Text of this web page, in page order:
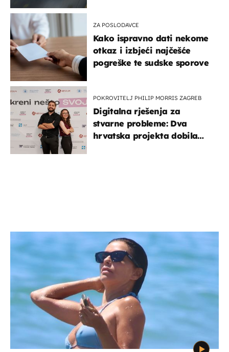
ZA POSLODAVCE
Kako ispravno dati nekome
otkaz i izbjeći najčešće
pogreške te sudske sporove
POKROVITELJ PHILIP MORRIS ZAGREB
Digitalna rješenja za
stvarne probleme: Dva
hrvatska projekta dobila